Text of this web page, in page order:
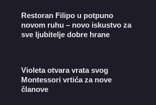
Restoran Filipo u potpuno
novom ruhu – novo iskustvo za
sve ljubitelje dobre hrane
Violeta otvara vrata svog
Montessori vrtića za nove
članove